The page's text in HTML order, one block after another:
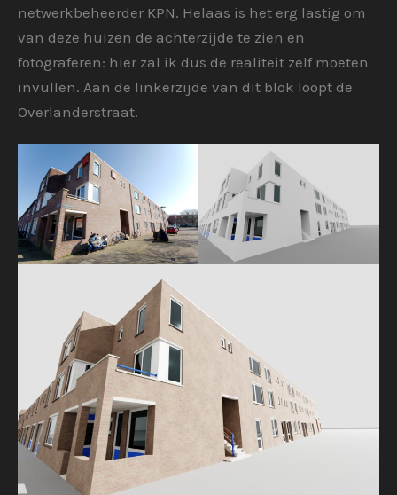
netwerkbeheerder KPN. Helaas is het erg lastig om
van deze huizen de achterzijde te zien en
fotograferen: hier zal ik dus de realiteit zelf moeten
invullen. Aan de linkerzijde van dit blok loopt de
Overlanderstraat.